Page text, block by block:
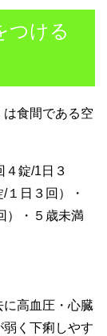
つける
食間である空
錠/1日３
１日３回）・
）・５歳未満
高血圧・心臓
く下痢しやす